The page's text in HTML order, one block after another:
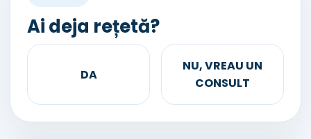
Ai deja rețetă?
DA
NU, VREAU UN
CONSULT